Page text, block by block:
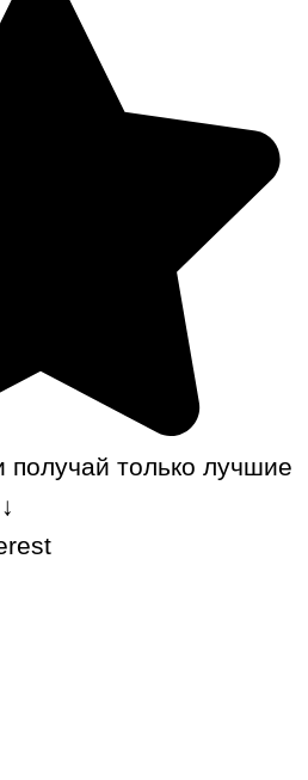
только лучшие